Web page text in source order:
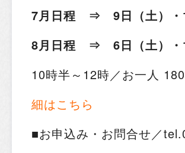
7月日程 ⇒ 9日（土）・
8月日程 ⇒ 6日（土）・
10時半～12時／お一人
細はこちら
■お申込み・お問合せ／